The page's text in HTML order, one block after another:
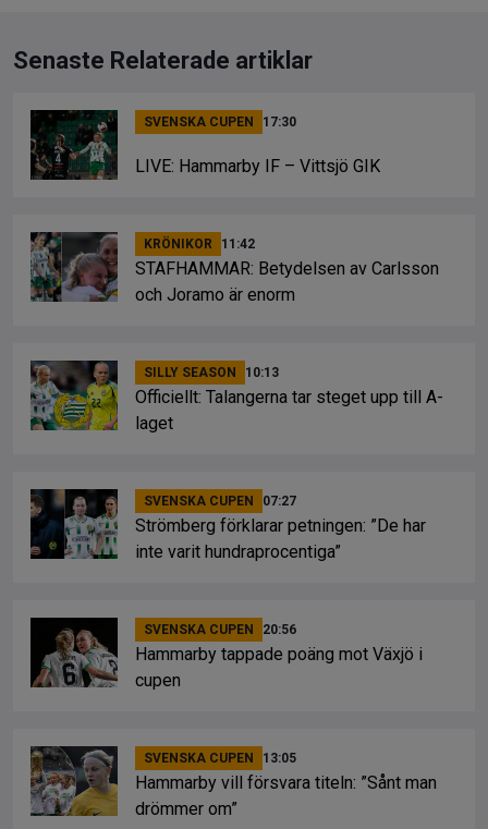
Senaste Relaterade artiklar
SVENSKA CUPEN 17:30
LIVE: Hammarby IF – Vittsjö GIK
KRÖNIKOR 11:42
STAFHAMMAR: Betydelsen av Carlsson
och Joramo är enorm
SILLY SEASON 10:13
Officiellt: Talangerna tar steget upp till A-
laget
SVENSKA CUPEN 07:27
Strömberg förklarar petningen: ”De har
inte varit hundraprocentiga”
SVENSKA CUPEN 20:56
Hammarby tappade poäng mot Växjö i
cupen
SVENSKA CUPEN 13:05
Hammarby vill försvara titeln: ”Sånt man
drömmer om”